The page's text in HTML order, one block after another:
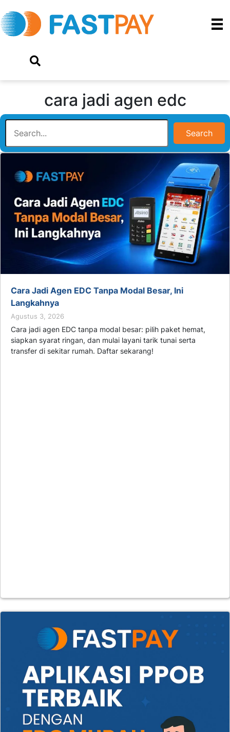
cara jadi agen edc
Search
Cara Jadi Agen EDC Tanpa Modal Besar, Ini
Langkahnya
Agustus 3, 2026
Cara jadi agen EDC tanpa modal besar: pilih paket hemat,
siapkan syarat ringan, dan mulai layani tarik tunai serta
transfer di sekitar rumah. Daftar sekarang!